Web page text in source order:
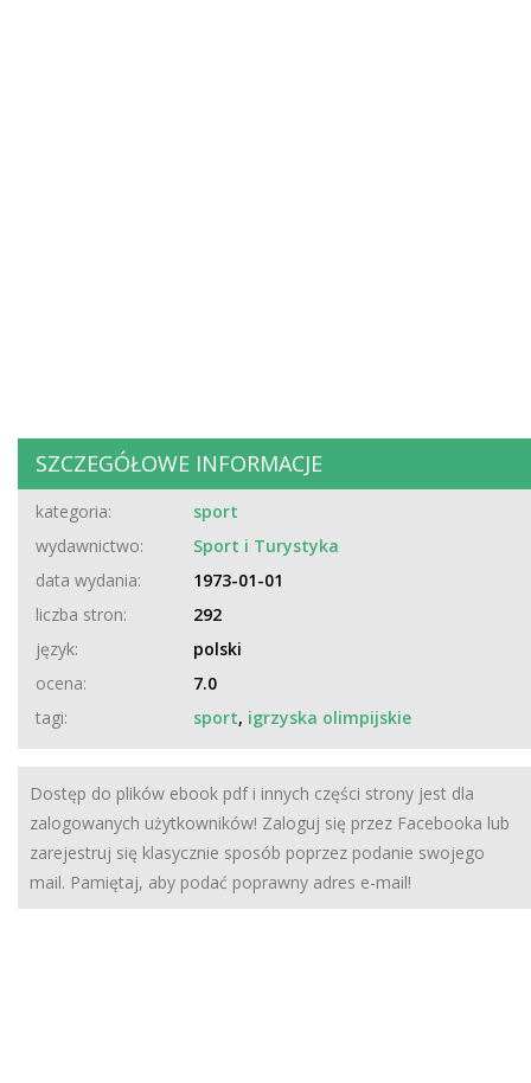
SZCZEGÓŁOWE INFORMACJE
kategoria:
sport
wydawnictwo:
Sport i Turystyka
data wydania:
1973-01-01
liczba stron:
292
język:
polski
ocena:
7.0
tagi:
sport, igrzyska olimpijskie
Dostęp do plików ebook pdf i innych części strony jest dla
zalogowanych użytkowników! Zaloguj się przez Facebooka lub
zarejestruj się klasycznie sposób poprzez podanie swojego
mail. Pamiętaj, aby podać poprawny adres e-mail!